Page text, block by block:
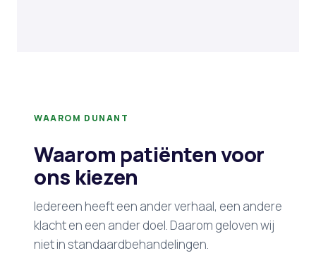
WAAROM DUNANT
Waarom patiënten voor
ons kiezen
Iedereen heeft een ander verhaal, een andere
klacht en een ander doel. Daarom geloven wij
niet in standaardbehandelingen.